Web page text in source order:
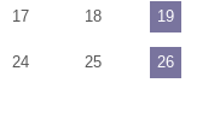
17 18 19
24 25 26